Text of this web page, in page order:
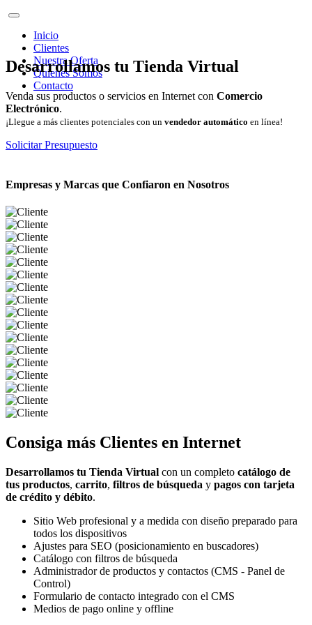
Inicio
Clientes
Nuestra Oferta
Quienes Somos
Contacto
Desarrollamos tu Tienda Virtual
Venda sus productos o servicios en Internet con Comercio
Electrónico.
¡Llegue a más clientes potenciales con un vendedor automático en línea!
Solicitar Presupuesto
Empresas y Marcas que Confiaron en Nosotros
Consiga más Clientes en Internet
Desarrollamos tu Tienda Virtual con un completo catálogo de
tus productos, carrito, filtros de búsqueda y pagos con tarjeta
de crédito y débito.
Sitio Web profesional y a medida con diseño preparado para
todos los dispositivos
Ajustes para SEO (posicionamiento en buscadores)
Catálogo con filtros de búsqueda
Administrador de productos y contactos (CMS - Panel de
Control)
Formulario de contacto integrado con el CMS
Medios de pago online y offline